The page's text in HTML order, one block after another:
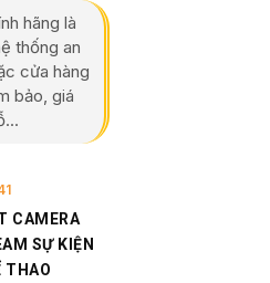
hãng là
thống an
cửa hàng
bảo, giá
CAMERA
SỰ KIỆN
THAO